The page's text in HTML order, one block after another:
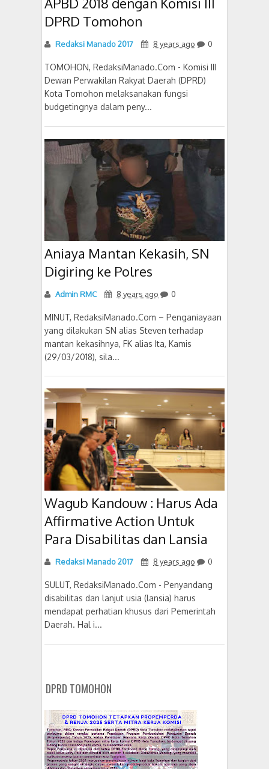
DPRD Tomohon
Redaksi Manado 2017 8 years ago 0
TOMOHON, RedaksiManado.Com - Komisi III
Dewan Perwakilan Rakyat Daerah (DPRD)
Kota Tomohon melaksanakan fungsi
budgetingnya dalam peny...
Aniaya Mantan Kekasih, SN
Digiring ke Polres
Admin RMC 8 years ago 0
MINUT, RedaksiManado.Com – Penganiayaan
yang dilakukan SN alias Steven terhadap
mantan kekasihnya, FK alias Ita, Kamis
(29/03/2018), sila...
Wagub Kandouw : Harus Ada
Affirmative Action Untuk
Para Disabilitas dan Lansia
Redaksi Manado 2017 8 years ago 0
SULUT, RedaksiManado.Com - Penyandang
disabilitas dan lanjut usia (lansia) harus
mendapat perhatian khusus dari Pemerintah
Daerah. Hal i...
DPRD TOMOHON